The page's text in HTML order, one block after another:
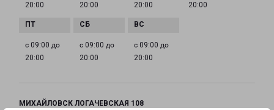
20:00
20:00
20:00
20:00
с 09:00 до
20:00
с 09:00 до
20:00
с 09:00 до
20:00
МИХАЙЛОВСК ЛОГАЧЕВСКАЯ 108